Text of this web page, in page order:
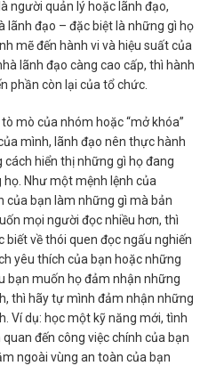
người quản lý hoặc lãnh đạo,
lãnh đạo – đặc biệt là những gì họ
mẽ đến hành vi và hiệu suất của
lãnh đạo càng cao cấp, thì hành
phần còn lại của tổ chức.
mò của nhóm hoặc “mở khóa”
mình, lãnh đạo nên thực hành
hiển thị những gì họ đang
Như một mệnh lệnh của
của bạn làm những gì mà bản
mọi người đọc nhiều hơn, thì
biết về thói quen đọc ngấu nghiến
yêu thích của bạn hoặc những
bạn muốn họ đảm nhận những
thì hãy tự mình đảm nhận những
Ví dụ: học một kỹ năng mới, tình
đến công việc chính của bạn
ngoài vùng an toàn của bạn